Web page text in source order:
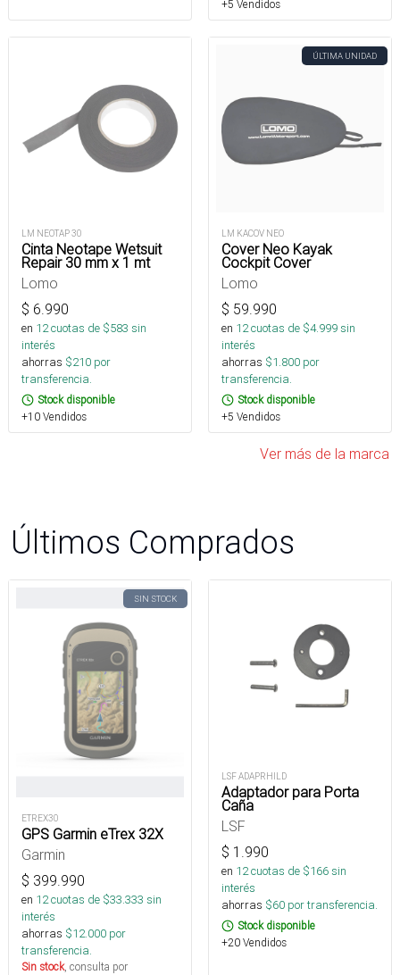
+5 Vendidos
LM NEOTAP 30
Cinta Neotape Wetsuit
Repair 30 mm x 1 mt
Lomo
$ 6.990
en 12cuotas de $583 sin
interés
ahorras $210 por
transferencia.
Stock disponible
+10 Vendidos
ÚLTIMA UNIDAD
LM KACOV NEO
Cover Neo Kayak
Cockpit Cover
Lomo
$ 59.990
en 12cuotas de $4.999sin
interés
ahorras $1.800 por
transferencia.
Stock disponible
+5 Vendidos
Ver más de la marca
Últimos Comprados
SIN STOCK
ETREX30
GPS Garmin eTrex 32X
Garmin
$ 399.990
en 12cuotas de $33.333 sin
interés
ahorras $12.000 por
transferencia.
Sin stock, consulta por
LSF ADAPRHILD
Adaptador para Porta
Caña
LSF
$ 1.990
en 12cuotas de $166sin
interés
ahorras $60 por transferencia.
Stock disponible
+20 Vendidos